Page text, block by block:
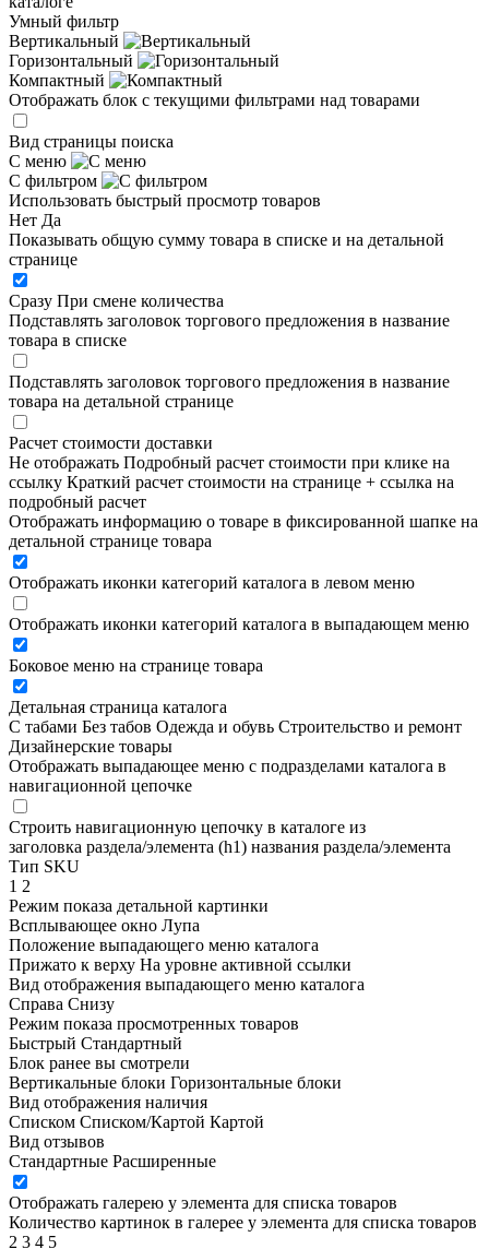
Умный фильтр
Вертикальный
Горизонтальный
Компактный
Отображать блок с текущими фильтрами над товарами
Вид страницы поиска
С меню
С фильтром
Использовать быстрый просмотр товаров
Нет Да
Показывать общую сумму товара в списке и на детальной
странице
Сразу При смене количества
Подставлять заголовок торгового предложения в название
товара в списке
Подставлять заголовок торгового предложения в название
товара на детальной странице
Расчет стоимости доставки
Не отображать Подробный расчет стоимости при клике на
ссылку Краткий расчет стоимости на странице + ссылка на
подробный расчет
Отображать информацию о товаре в фиксированной шапке на
детальной странице товара
Отображать иконки категорий каталога в левом меню
Отображать иконки категорий каталога в выпадающем меню
Боковое меню на странице товара
Детальная страница каталога
С табами Без табов Одежда и обувь Строительство и ремонт
Дизайнерские товары
Отображать выпадающее меню с подразделами каталога в
навигационной цепочке
Строить навигационную цепочку в каталоге из
заголовка раздела/элемента (h1) названия раздела/элемента
Тип SKU
1 2
Режим показа детальной картинки
Всплывающее окно Лупа
Положение выпадающего меню каталога
Прижато к верху На уровне активной ссылки
Вид отображения выпадающего меню каталога
Справа Снизу
Режим показа просмотренных товаров
Быстрый Стандартный
Блок ранее вы смотрели
Вертикальные блоки Горизонтальные блоки
Вид отображения наличия
Списком Списком/Картой Картой
Вид отзывов
Стандартные Расширенные
Отображать галерею у элемента для списка товаров
Количество картинок в галерее у элемента для списка товаров
2 3 4 5